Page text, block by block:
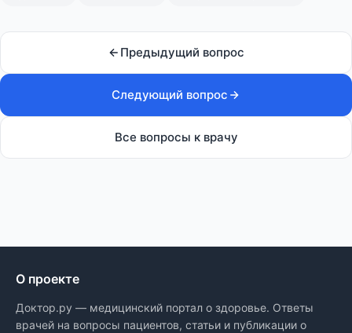
Предыдущий вопрос
Следующий вопрос
Все вопросы к врачу
О проекте
Доктор.ру — медицинский портал о здоровье. Ответы
врачей на вопросы пациентов, статьи и публикации о